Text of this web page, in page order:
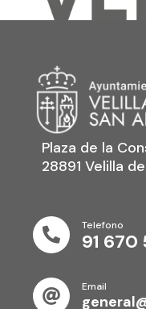
Plaza de la
28891 Velilla

Telefono
91 670

Email